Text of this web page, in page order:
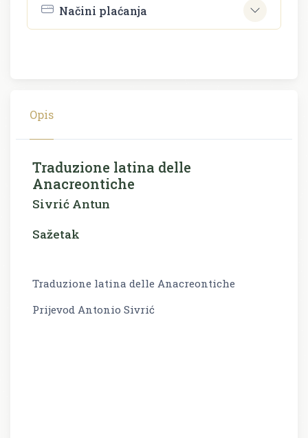
Načini plaćanja
Opis
Traduzione latina delle
Anacreontiche
Sivrić Antun
Sažetak
Traduzione latina delle Anacreontiche
Prijevod Antonio Sivrić